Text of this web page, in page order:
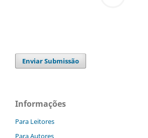
Enviar Submissão
Informações
Para Leitores